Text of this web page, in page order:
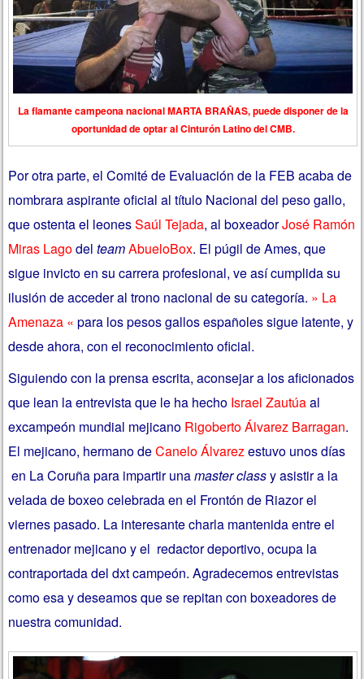
La flamante campeona nacional MARTA BRAÑAS, puede disponer de la
oportunidad de optar al Cinturón Latino del CMB.
Por otra parte, el Comité de Evaluación de la FEB acaba de
nombrara aspirante oficial al título Nacional del peso gallo,
que ostenta el leonesSaúl Tejada, al boxeadorJosé Ramón
Miras LagodelteamAbueloBox. El púgil de Ames, que
sigue invicto en su carrera profesional, ve así cumplida su
ilusión de acceder al trono nacional de su categoría. » La
Amenaza « para los pesos gallos españoles sigue latente, y
desde ahora, con el reconocimiento oficial.
Siguiendo con la prensa escrita, aconsejar a los aficionados
que lean la entrevista que le ha hecho Israel Zautúaal
excampeón mundial mejicano Rigoberto Álvarez Barragan.
El mejicano, hermano deCanelo Álvarezestuvo unos días
en La Coruña para impartir unamaster classy asistir a la
velada de boxeo celebrada en el Frontón de Riazor el
viernes pasado. La interesante charla mantenida entre el
entrenador mejicano y el redactor deportivo, ocupa la
contraportada del dxt campeón. Agradecemos entrevistas
como esa y deseamos que se repitan con boxeadores de
nuestra comunidad.